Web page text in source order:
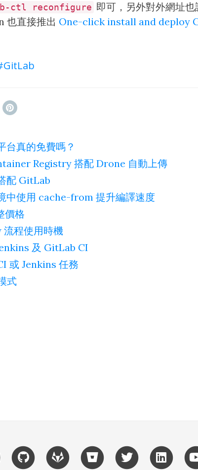
ctl reconfigure 即可，另外對外網址
也直接推出 One-click install and deploy
GitLab
真的免費嗎？
Registry 搭配 Drone 自動上傳
配 GitLab
使用 cache-from 提升編譯速度
價格
程使用時機
及 GitLab CI
或 Jenkins 任務
式